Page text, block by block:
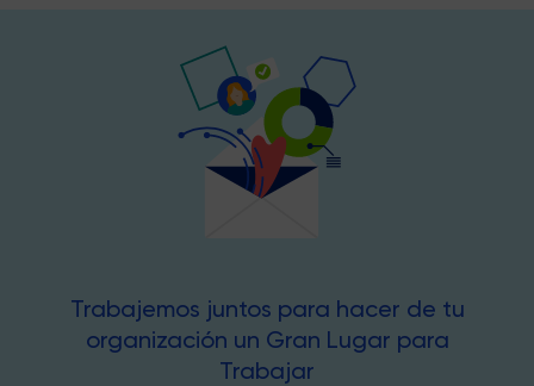
Trabajemos juntos para hacer de tu
organización un Gran Lugar para
Trabajar